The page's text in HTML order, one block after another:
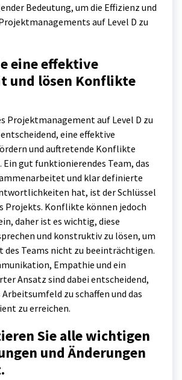
Bedeutung, um die Effizienz und
auf Level D zu
eine effektive
und lösen Konflikte
Projektmanagement auf Level D zu
eine effektive
und auftretende Konflikte
Ein gut funktionierendes Team, das
und klar definierte
hat, ist der Schlüssel
Projekts. Konflikte können jedoch
daher ist es wichtig, diese
und konstruktiv zu lösen, um
Teams nicht zu beeinträchtigen.
Empathie und ein
Ansatz sind dabei entscheidend,
zu schaffen und das
zu erreichen.
Sie alle wichtigen
und Änderungen